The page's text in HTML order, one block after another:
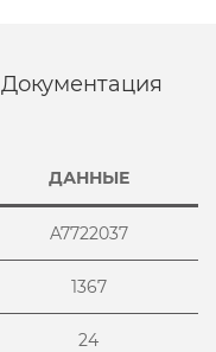
Документация
ДАННЫЕ
A7722037
1367
24